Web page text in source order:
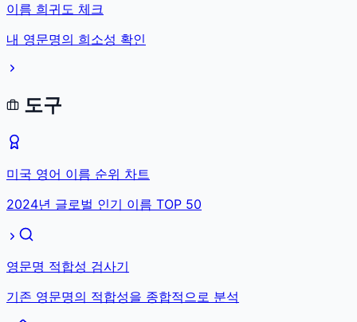
이름 희귀도 체크
내 영문명의 희소성 확인
도구
미국 영어 이름 순위 차트
2024년 글로벌 인기 이름 TOP 50
영문명 적합성 검사기
기존 영문명의 적합성을 종합적으로 분석